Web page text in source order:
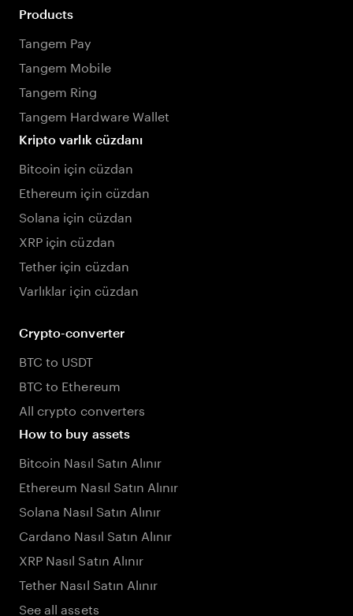
Products
Tangem Pay
Tangem Mobile
Tangem Ring
Tangem Hardware Wallet
Kripto varlık cüzdanı
Bitcoin için cüzdan
Ethereum için cüzdan
Solana için cüzdan
XRP için cüzdan
Tether için cüzdan
Varlıklar için cüzdan
Crypto-converter
BTC to USDT
BTC to Ethereum
All crypto converters
How to buy assets
Bitcoin Nasıl Satın Alınır
Ethereum Nasıl Satın Alınır
Solana Nasıl Satın Alınır
Cardano Nasıl Satın Alınır
XRP Nasıl Satın Alınır
Tether Nasıl Satın Alınır
See all assets